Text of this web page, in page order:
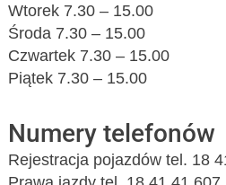
Wtorek 7.30 – 15.00
Środa 7.30 – 15.00
Czwartek 7.30 – 15.00
Piątek 7.30 – 15.00
Numery telefonów
Rejestracja pojazdów tel. 18